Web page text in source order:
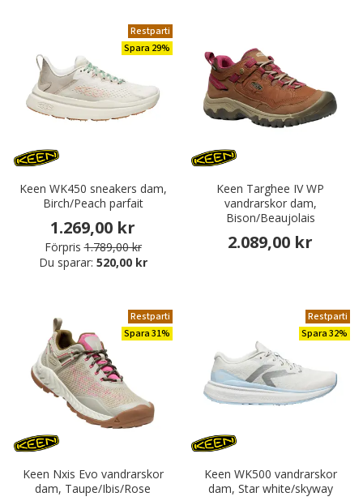
Restparti
Spara 29%
Keen WK450 sneakers dam,
Birch/Peach parfait
1.269,00 kr
Förpris 1.789,00 kr
Du sparar: 520,00 kr
Keen Targhee IV WP
vandrarskor dam,
Bison/Beaujolais
2.089,00 kr
Restparti
Spara 31%
Keen Nxis Evo vandrarskor
dam, Taupe/Ibis/Rose
Restparti
Spara 32%
Keen WK500 vandrarskor
dam, Star white/skyway